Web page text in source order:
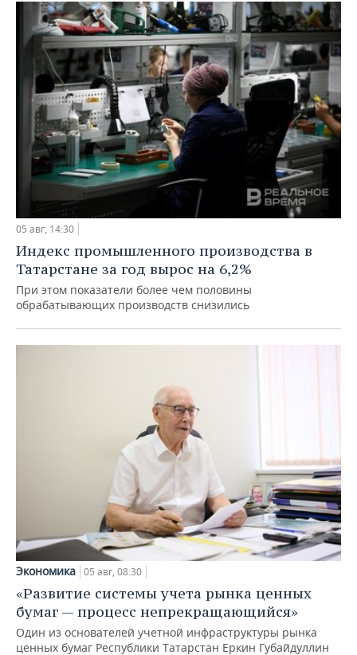
05 авг, 14:30
Индекс промышленного производства в
Татарстане за год вырос на 6,2%
При этом показатели более чем половины
обрабатывающих производств снизились
Экономика 05 авг, 08:30
«Развитие системы учета рынка ценных
бумаг — процесс непрекращающийся»
Один из основателей учетной инфраструктуры рынка
ценных бумаг Республики Татарстан Еркин Губайдуллин